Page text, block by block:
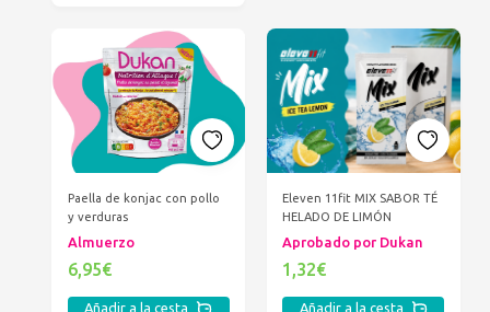
Paella de konjac con pollo
y verduras
Almuerzo
6,95€
Añadir a la cesta
Eleven 11fit MIX SABOR TÉ
HELADO DE LIMÓN
Aprobado por Dukan
1,32€
Añadir a la cesta